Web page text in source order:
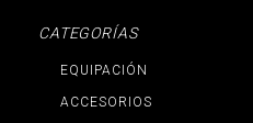
CATEGORÍAS
EQUIPACIÓN
ACCESORIOS